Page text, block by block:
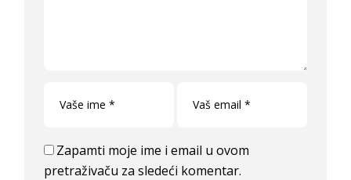
Zapamti moje ime i email u ovom
pretraživaču za sledeći komentar.